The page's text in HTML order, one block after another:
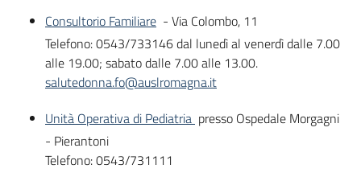
Consultorio Familiare - Via Colombo, 11
Telefono: 0543/733146 dal lunedì al venerdì dalle 7.00
alle 19.00; sabato dalle 7.00 alle 13.00.
salutedonna.fo@auslromagna.it
Unità Operativa di Pediatria presso Ospedale Morgagni
- Pierantoni
Telefono: 0543/731111